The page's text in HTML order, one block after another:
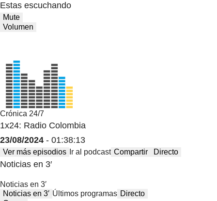
Estas escuchando
Mute
Volumen
Crónica 24/7
1x24: Radio Colombia
23/08/2024 - 01:38:13
Ver más episodios Ir al podcast Compartir Directo
Noticias en 3′
Noticias en 3′
Noticias en 3′ Últimos programas Directo